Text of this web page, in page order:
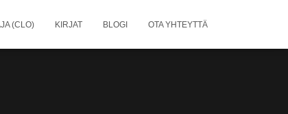
(CLO) KIRJAT BLOGI OTA YHTEYTTÄ